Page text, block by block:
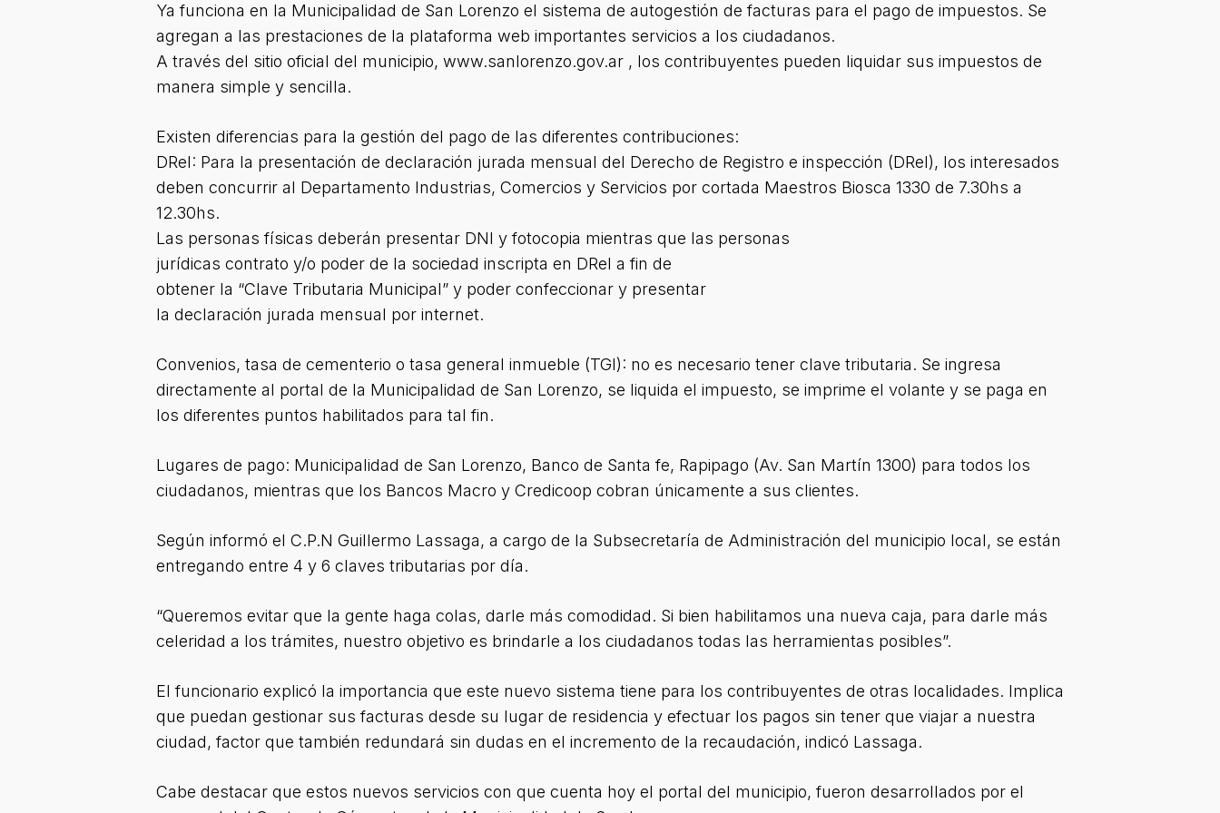
Ya funciona en la Municipalidad de San Lorenzo el sistema de autogestión de facturas para el pago de impuestos. Se
agregan a las prestaciones de la plataforma web importantes servicios a los ciudadanos.
A través del sitio oficial del municipio, www.sanlorenzo.gov.ar , los contribuyentes pueden liquidar sus impuestos de
manera simple y sencilla.
Existen diferencias para la gestión del pago de las diferentes contribuciones:
DReI: Para la presentación de declaración jurada mensual del Derecho de Registro e inspección (DReI), los interesados
deben concurrir al Departamento Industrias, Comercios y Servicios por cortada Maestros Biosca 1330 de 7.30hs a
12.30hs.
Las personas físicas deberán presentar DNI y fotocopia mientras que las personas
jurídicas contrato y/o poder de la sociedad inscripta en DReI a fin de
obtener la “Clave Tributaria Municipal” y poder confeccionar y presentar
la declaración jurada mensual por internet.
Convenios, tasa de cementerio o tasa general inmueble (TGI): no es necesario tener clave tributaria. Se ingresa
directamente al portal de la Municipalidad de San Lorenzo, se liquida el impuesto, se imprime el volante y se paga en
los diferentes puntos habilitados para tal fin.
Lugares de pago: Municipalidad de San Lorenzo, Banco de Santa fe, Rapipago (Av. San Martín 1300) para todos los
ciudadanos, mientras que los Bancos Macro y Credicoop cobran únicamente a sus clientes.
Según informó el C.P.N Guillermo Lassaga, a cargo de la Subsecretaría de Administración del municipio local, se están
entregando entre 4 y 6 claves tributarias por día.
“Queremos evitar que la gente haga colas, darle más comodidad. Si bien habilitamos una nueva caja, para darle más
celeridad a los trámites, nuestro objetivo es brindarle a los ciudadanos todas las herramientas posibles”.
El funcionario explicó la importancia que este nuevo sistema tiene para los contribuyentes de otras localidades. Implica
que puedan gestionar sus facturas desde su lugar de residencia y efectuar los pagos sin tener que viajar a nuestra
ciudad, factor que también redundará sin dudas en el incremento de la recaudación, indicó Lassaga.
Cabe destacar que estos nuevos servicios con que cuenta hoy el portal del municipio, fueron desarrollados por el